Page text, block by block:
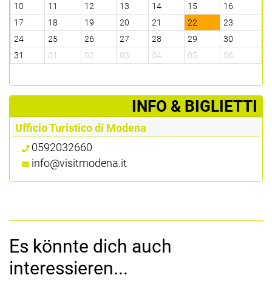
10
11 12 13 14 15
16
17
18 19 20 21 22
23
24
25 26 27 28 29
30
31
01 02 03 04 05 06
­INFO & BIGLIETTI
Ufficio Turistico di Modena
0592032660
info@visitmodena.it
Es könnte dich auch
interessieren...